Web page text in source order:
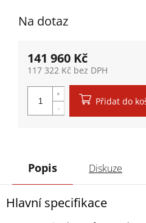
Na dotaz
141 960 Kč
117 322 Kč bez DPH
Přidat do
Popis Diskuze
Hlavní specifikace